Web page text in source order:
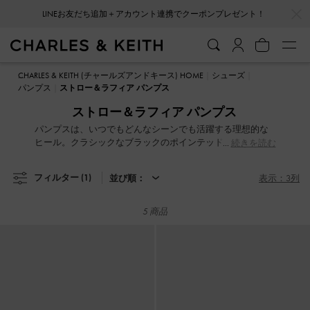
LINEお友だち追加＋アカウント連携でクーポンプレゼント！
LINEお友だち追加＋アカウント連携でクーポンプレゼント！
CHARLES & KEITH (チャールズアンドキース) HOME
シューズ
パンプス
ストロー＆ラフィア パンプス
ストロー＆ラフィア パンプス
パンプスは、いつでもどんなシーンでも活躍する理想的な
ヒール。クラシックなブラックのポインテッドトゥスリン
き心地抜群のブロックヒールがおすすめ。パーティーで注
トフォームパンプスで輝きを演出してみてください。
続きを読む
フィルター (1) 並び順： 表示：3列
5 商品